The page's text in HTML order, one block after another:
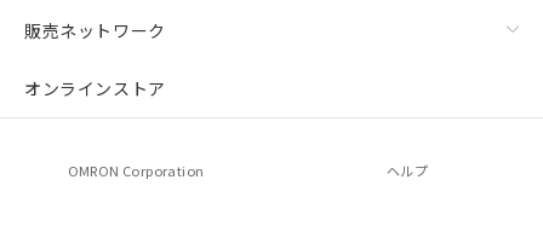
販売ネットワーク
オンラインストア
OMRON Corporation ヘルプ